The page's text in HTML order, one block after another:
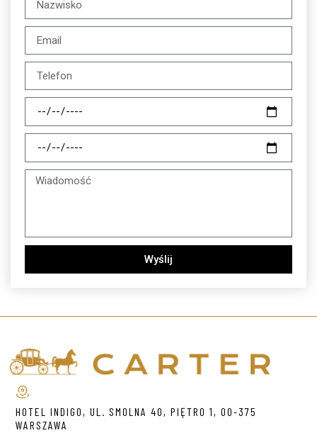
Wyślij
HOTEL INDIGO, UL. SMOLNA 40, PIĘTRO 1, 00-375
WARSZAWA